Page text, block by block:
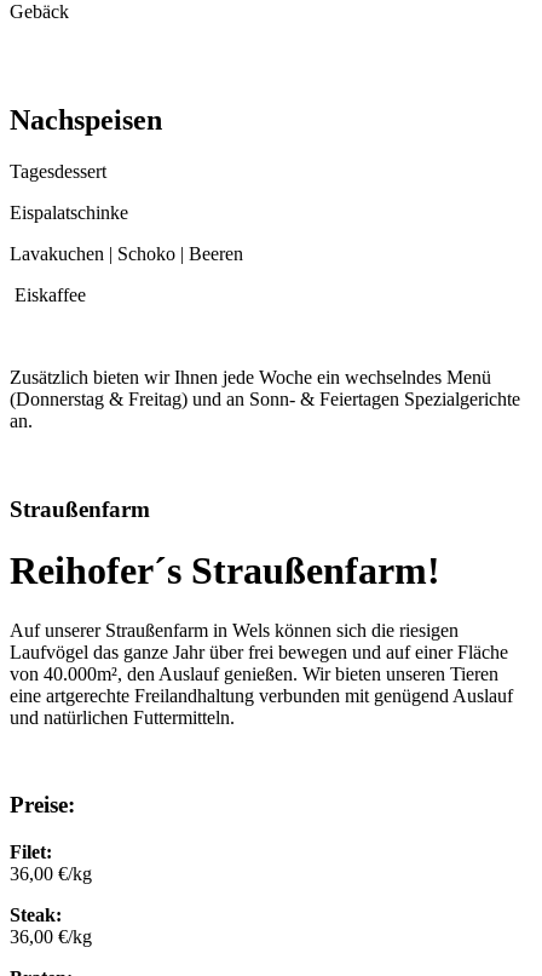
Gebäck
Nachspeisen
Tagesdessert
Eispalatschinke
Lavakuchen | Schoko | Beeren
Eiskaffee
Zusätzlich bieten wir Ihnen jede Woche ein wechselndes Menü
(Donnerstag & Freitag) und an Sonn- & Feiertagen Spezialgerichte
an.
Straußenfarm
Reihofer´s Straußenfarm!
Auf unserer Straußenfarm in Wels können sich die riesigen
Laufvögel das ganze Jahr über frei bewegen und auf einer Fläche
von 40.000m², den Auslauf genießen. Wir bieten unseren Tieren
eine artgerechte Freilandhaltung verbunden mit genügend Auslauf
und natürlichen Futtermitteln.
Preise:
Filet:
36,00 €/kg
Steak:
36,00 €/kg